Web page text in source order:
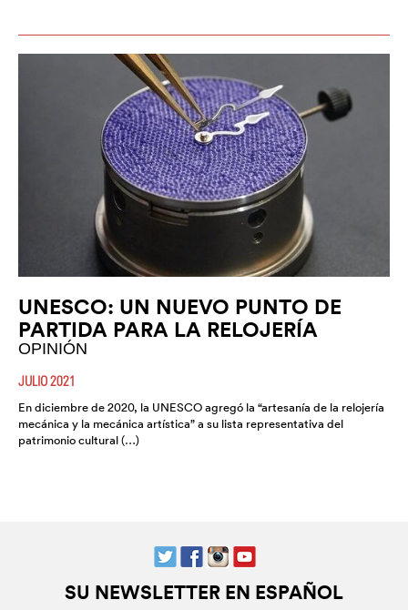
UNESCO: UN NUEVO PUNTO DE
PARTIDA PARA LA RELOJERÍA
OPINIÓN
JULIO 2021
En diciembre de 2020, la UNESCO agregó la “artesanía de la relojería
mecánica y la mecánica artística” a su lista representativa del
patrimonio cultural (…)
SU NEWSLETTER EN ESPAÑOL